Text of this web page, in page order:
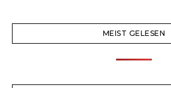
MEIST GELESEN